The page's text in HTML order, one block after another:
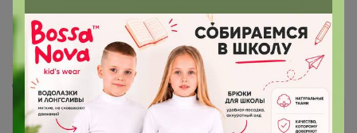
БарсуковаЯ, Добрый день,
24-ok.ru/lot/1547636831
да,лира 16
Лот